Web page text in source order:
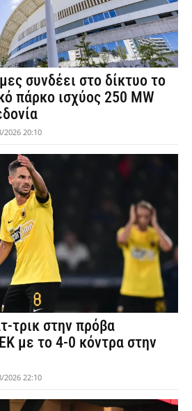
συνδέει στο δίκτυο το
πάρκο ισχύος 250 MW
2026 20:10
τρικ στην πρόβα
με το 4-0 κόντρα στην
2026 22:10